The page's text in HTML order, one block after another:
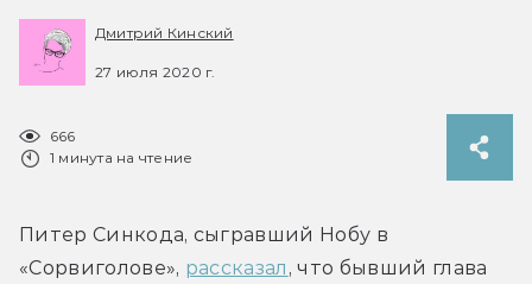
Дмитрий Кинский
27 июля 2020 г.
666
1 минута на чтение
Питер Синкода, сыгравший Нобу в
«Сорвиголове», рассказал , что бывший глава